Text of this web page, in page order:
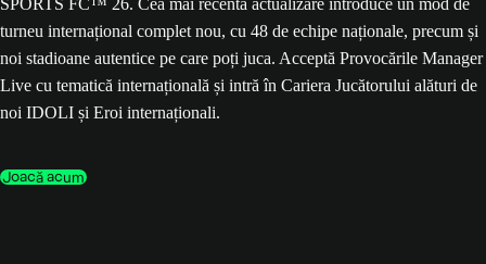
turneu internațional complet nou, cu 48 de echipe naționale, precum și
noi stadioane autentice pe care poți juca. Acceptă Provocările Manager
Live cu tematică internațională și intră în Cariera Jucătorului alături de
noi IDOLI și Eroi internaționali.
Joacă acum